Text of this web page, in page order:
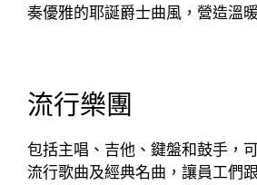
奏優雅的耶誕爵士曲風，營造溫
流行樂團
包括主唱、吉他、鍵盤和鼓手，
流行歌曲及經典名曲，讓員工們